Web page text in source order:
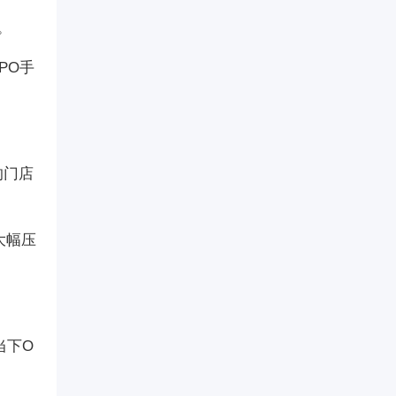
手
门店
幅压
下O